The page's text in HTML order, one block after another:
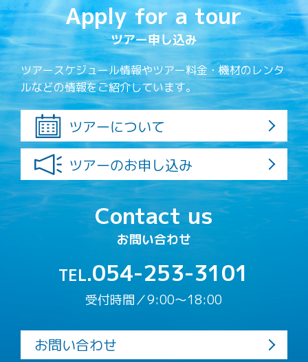
Apply for a tour
ツアー申し込み
ツアースケジュール情報やツアー料金・機材のレンタ
ルなどの情報をご紹介しています。
ツアーについて
ツアーのお申し込み
Contact us
お問い合わせ
TEL.054-253-3101
受付時間／9:00〜18:00
お問い合わせ